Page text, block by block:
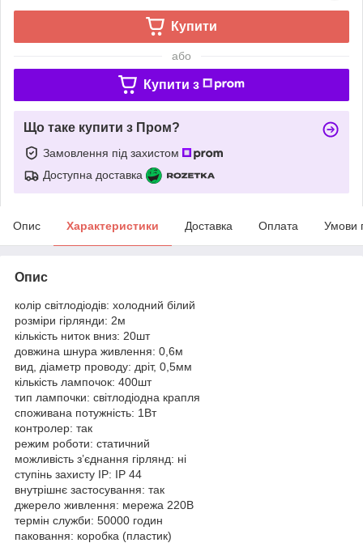
Купити
або
Купити з
Що таке купити з Пром?
Замовлення під захистом
Доступна доставка
Опис Характеристики Доставка Оплата Умови
Опис
колір світлодіодів: холодний білий
розміри гірлянди: 2м
кількість ниток вниз: 20шт
довжина шнура живлення: 0,6м
вид, діаметр проводу: дріт, 0,5мм
кількість лампочок: 400шт
тип лампочки: світлодіодна крапля
споживана потужність: 1Вт
контролер: так
режим роботи: статичний
можливість з’єднання гірлянд: ні
ступінь захисту IP: IP 44
внутрішнє застосування: так
джерело живлення: мережа 220В
термін служби: 50000 годин
паковання: коробка (пластик)